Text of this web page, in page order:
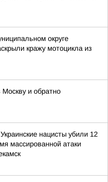
округе
кражу мотоцикла из
и обратно
нацисты убили 12
массированной атаки